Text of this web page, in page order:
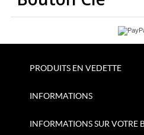
PRODUITS EN VEDETTE
INFORMATIONS
INFORMATIONS SUR VOTRE